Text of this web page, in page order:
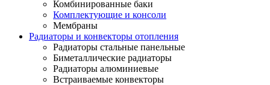
Комбинированные баки
Комплектующие и консоли
Мембраны
Радиаторы и конвекторы отопления
Радиаторы стальные панельные
Биметаллические радиаторы
Радиаторы алюминиевые
Встраиваемые конвекторы